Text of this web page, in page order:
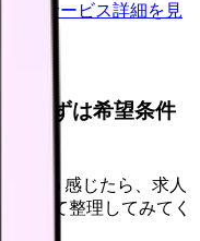
サービス詳細を見
。まずは希望条件
す。
」そう感じたら、求人
分けて整理してみてく